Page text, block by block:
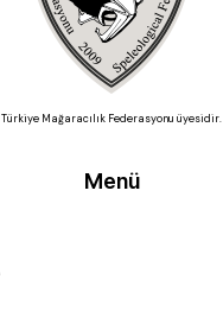
Türkiye Mağaracılık Federasyonu üyesidir.
Menü